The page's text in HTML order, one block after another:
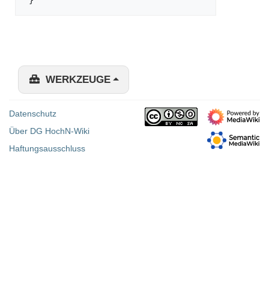
WERKZEUGE
Datenschutz
Über DG HochN-Wiki
Haftungsausschluss